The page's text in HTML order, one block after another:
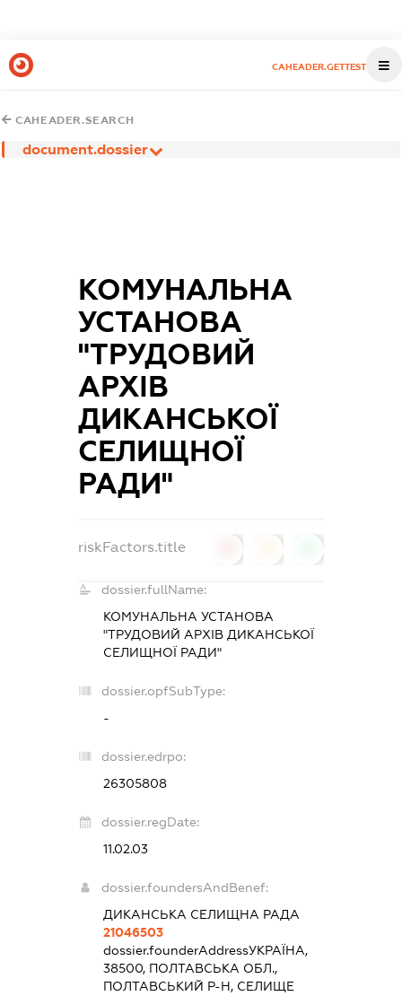
CAHEADER.GETTEST
CAHEADER.SEARCH
document.dossier
КОМУНАЛЬНА
УСТАНОВА
"ТРУДОВИЙ
АРХІВ
ДИКАНСЬКОЇ
СЕЛИЩНОЇ
РАДИ"
riskFactors.title
dossier.fullName:
КОМУНАЛЬНА УСТАНОВА
"ТРУДОВИЙ АРХІВ ДИКАНСЬКОЇ
СЕЛИЩНОЇ РАДИ"
dossier.opfSubType:
-
dossier.edrpo:
26305808
dossier.regDate:
11.02.03
dossier.foundersAndBenef:
ДИКАНСЬКА СЕЛИЩНА РАДА
21046503
dossier.founderAddressУКРАЇНА,
38500, ПОЛТАВСЬКА ОБЛ.,
ПОЛТАВСЬКИЙ Р-Н, СЕЛИЩЕ